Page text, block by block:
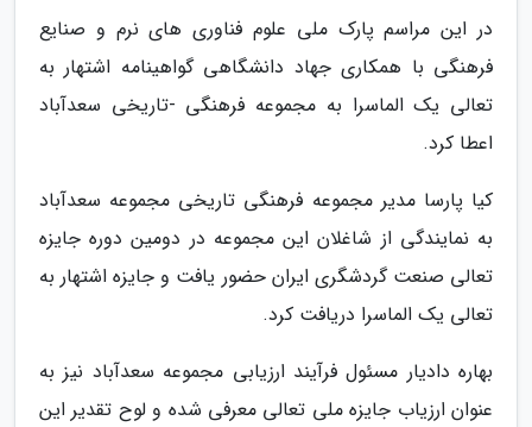
در این مراسم پارک ملی علوم فناوری های نرم و صنایع
فرهنگی با همکاری جهاد دانشگاهی گواهینامه اشتهار به
تعالی یک الماسرا به مجموعه فرهنگی -تاریخی سعدآباد
اعطا کرد.
کیا پارسا مدیر مجموعه فرهنگی تاریخی مجموعه سعدآباد
به نمایندگی از شاغلان این مجموعه در دومین دوره جایزه
تعالی صنعت گردشگری ایران حضور یافت و جایزه اشتهار به
تعالی یک الماسرا دریافت کرد.
بهاره دادیار مسئول فرآیند ارزیابی مجموعه سعدآباد نیز به
عنوان ارزیاب جایزه ملی تعالی معرفی شده و لوح تقدیر این